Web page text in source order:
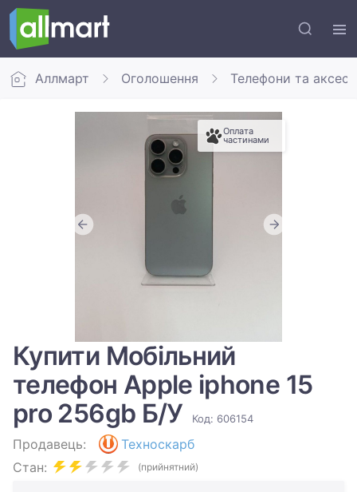
Аллмарт Оголошення Телефони та
Оплата
частинами
Купити Мобільний
телефон Apple iphone 15
pro 256gb Б/У
Код: 606154
Продавець:
Техноскарб
Стан:
(прийнятний)